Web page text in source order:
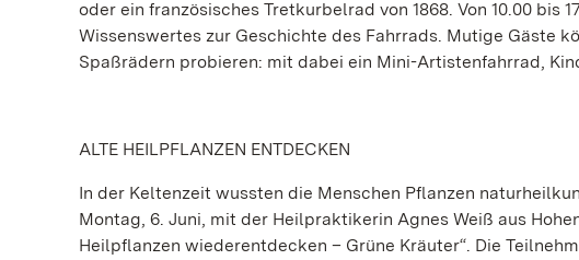
oder ein französisches Tretkurbelrad von 1868. Von 10.00 bis
Wissenswertes zur Geschichte des Fahrrads. Mutige Gäste
Spaßrädern probieren: mit dabei ein Mini-Artistenfahrrad,
ALTE HEILPFLANZEN ENTDECKEN
In der Keltenzeit wussten die Menschen Pflanzen
Montag, 6. Juni, mit der Heilpraktikerin Agnes Weiß aus
Heilpflanzen wiederentdecken – Grüne Kräuter“. Die